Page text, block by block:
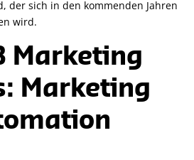
der sich in den kommenden Jahren
wird.
Marketing
Marketing